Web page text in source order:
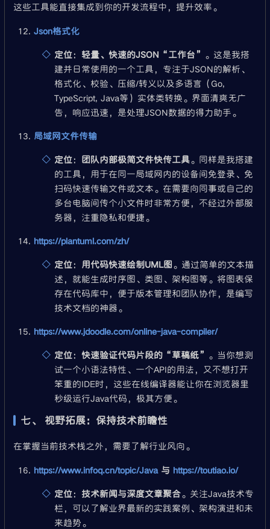
这些工具能直接集成到你的开发流程中，提升效率。
Json格式化
定位： 轻量、快速的JSON“工作台” 。这是我搭
建并日常使用的一个工具，专注于JSON的解析、
格式化、校验、压缩/转义以及多语言（Go,
TypeScript, Java等）实体类转换。界面清爽无广
告，响应迅速，是处理JSON数据的得力助手。
局域网文件传输
定位： 团队内部极简文件快传工具。同样是我搭建
的工具，用于在同一局域网内的设备间免登录、免
扫码快速传输文件或文本。在需要向同事或自己的
多台电脑间传个小文件时非常方便，不经过外部服
务器，注重隐私和便捷。
https://plantuml.com/zh/
定位： 用代码快速绘制UML图 。通过简单的文本描
述，就能生成时序图、类图、架构图等。将图表保
存在代码库中，便于版本管理和团队协作，是编写
技术文档的神器。
https://www.jdoodle.com/online-java-compiler/
定位：快速验证代码片段的“草稿纸” 。当你想测
试一个小语法特性、一个API的用法，又不想打开
笨重的IDE时，这些在线编译器能让你在浏览器里
秒级运行Java代码，极其方便。
七、 视野拓展：保持技术前瞻性
在掌握当前技术栈之外，需要了解行业风向。
https://www.infoq.cn/topic/Java与 https://toutiao.io/
定位： 技术新闻与深度文章聚合。关注Java技术专
栏，可以了解业界最新的实践案例、架构演进和未
来趋势。